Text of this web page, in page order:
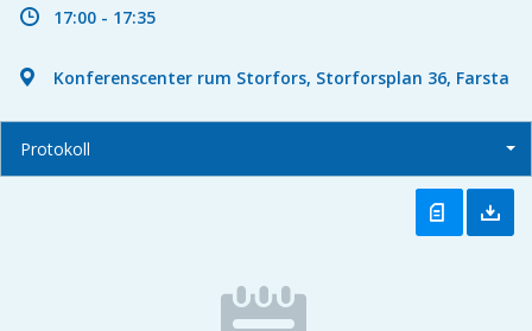
17:00 - 17:35
Konferenscenter rum Storfors, Storforsplan 36, Farsta
Protokoll